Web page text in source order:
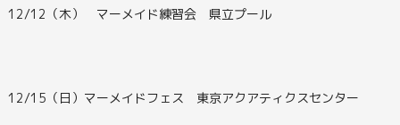
12/12（木） マーメイド練習会 県立プール
12/15（日）マーメイドフェス 東京アクアティクスセンター